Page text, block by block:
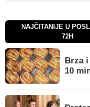
NAJČITANIJE U
72H
Brza
10